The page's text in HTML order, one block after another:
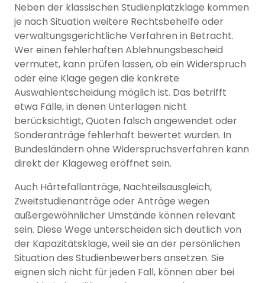
Neben der klassischen Studienplatzklage kommen
je nach Situation weitere Rechtsbehelfe oder
verwaltungsgerichtliche Verfahren in Betracht.
Wer einen fehlerhaften Ablehnungsbescheid
vermutet, kann prüfen lassen, ob ein Widerspruch
oder eine Klage gegen die konkrete
Auswahlentscheidung möglich ist. Das betrifft
etwa Fälle, in denen Unterlagen nicht
berücksichtigt, Quoten falsch angewendet oder
Sonderanträge fehlerhaft bewertet wurden. In
Bundesländern ohne Widerspruchsverfahren kann
direkt der Klageweg eröffnet sein.
Auch Härtefallanträge, Nachteilsausgleich,
Zweitstudienanträge oder Anträge wegen
außergewöhnlicher Umstände können relevant
sein. Diese Wege unterscheiden sich deutlich von
der Kapazitätsklage, weil sie an der persönlichen
Situation des Studienbewerbers ansetzen. Sie
eignen sich nicht für jeden Fall, können aber bei